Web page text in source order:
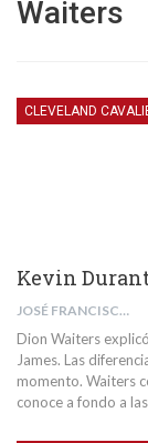
Waiters
CLEVELAND
Kevin
JOSÉ FRANCISCO SÁNCHEZ MISAS
Dion Waiters
James. Las
momento. Waiters
conoce a fondo a